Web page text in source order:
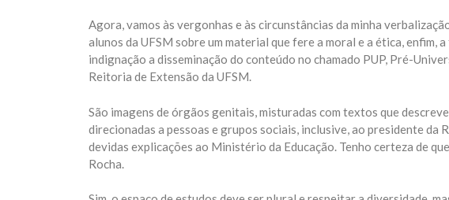
Agora, vamos às vergonhas e às circunstâncias da minha
alunos da UFSM sobre um material que fere a moral e a ética, enfim,
indignação a disseminação do conteúdo no chamado PUP, Pré-
Reitoria de Extensão da UFSM.
São imagens de órgãos genitais, misturadas com textos que
direcionadas a pessoas e grupos sociais, inclusive, ao presidente da
devidas explicações ao Ministério da Educação. Tenho certeza de
Rocha.